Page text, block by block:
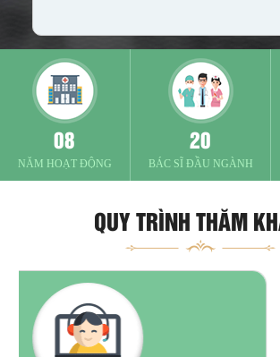
08
NĂM HOẠT ĐỘNG
20
BÁC SĨ ĐẦU NGÀNH
QUY TRÌNH THĂM